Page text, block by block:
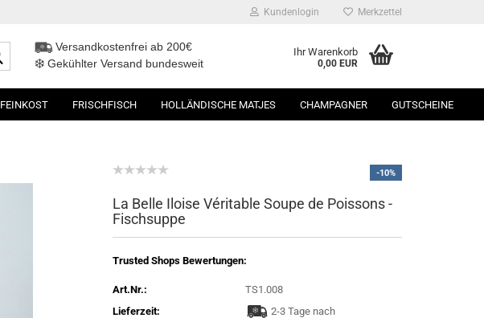
Kundenlogin Merkzettel
Lieblingsprodukt
suchen...
Versandkostenfrei ab 200€
❄️ Gekühlter Versand bundesweit
Ihr Warenkorb
0,00 EUR
FEINKOST FRISCHFISCH HOLLÄNDISCHE MATJES CHAMPAGNER GUTSCHEINE
-10%
La Belle Iloise Véritable Soupe de Poissons -
Fischsuppe
Trusted Shops Bewertungen:
Art.Nr.:
TS1.008
Lieferzeit:
2-3 Tage nach